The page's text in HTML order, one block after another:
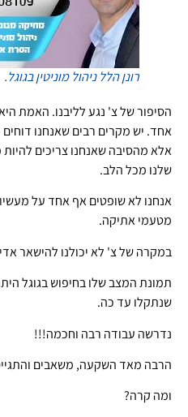
רונן הלל ניהול מוניטין בגוגל.
הסיפור של צ' נגע לליבנו. האמת
אחד. יש מקרים רבים שאנחנו
אלא מהסיבה שאנחנו צריכים
שלנו מכל הלב.
אנחנו לא שופטים אף אחד על
מטעמי אתיקה.
במקרה של צ' לא יכולנו להישאר
תמונת המצב שלו בחיפוש בגוגל
שנתקלו עד כה.
נדרשה עבודה רבה וחכמה!!!
הרבה מאד השקעה, משאבים
ומה קרה?